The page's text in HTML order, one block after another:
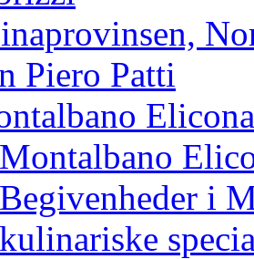
Piero Patti
Elicona
Montalbano
Begivenheder i
kulinariske